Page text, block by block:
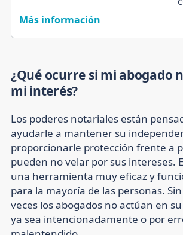
Más información
¿Qué ocurre si mi abogado
mi interés?
Los poderes notariales están
ayudarle a mantener su
proporcionarle protección frente a
pueden no velar por sus intereses.
una herramienta muy eficaz y
para la mayoría de las personas.
veces los abogados no actúan en
ya sea intencionadamente o por